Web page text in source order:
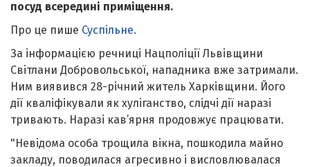
посуд всередині приміщення.
Про це пише Суспільне.
За інформацією речниці Нацполіції Львівщини
Світлани Добровольської, нападника вже затримали.
Ним виявився 28-річний житель Харківщини. Його
дії кваліфікували як хуліганство, слідчі дії наразі
тривають. Наразі кав’ярня продовжує працювати.
"Невідома особа трощила вікна, пошкодила майно
закладу, поводилася агресивно і висловлювалася